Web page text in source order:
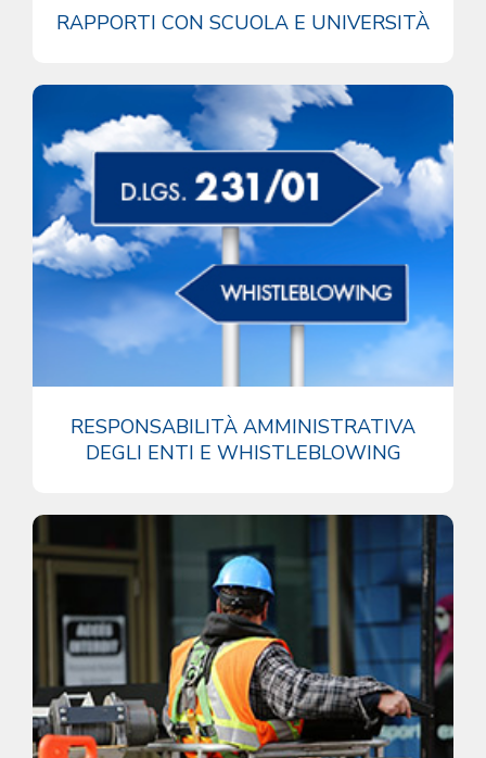
RAPPORTI CON SCUOLA E UNIVERSITÀ
RESPONSABILITÀ AMMINISTRATIVA
DEGLI ENTI E WHISTLEBLOWING